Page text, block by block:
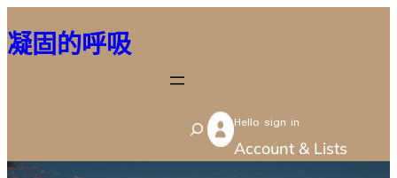
至
容
凝固的呼吸
S
e
Hello sign in
Account & Lists